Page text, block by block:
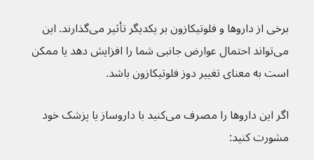
برخی از داروها و فلوتیکازون بر یکدیگر تأثیر می‌گذارند. این
می‌تواند احتمال عوارض جانبی شما را افزایش دهد یا ممکن
است به معنای تغییر دوز فلوتیکازون باشد.
اگر این داروها را مصرف می‌کنید با داروساز یا پزشک خود
مشورت کنید: